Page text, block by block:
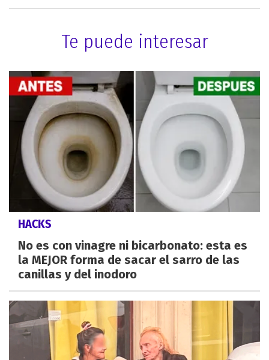
Te puede interesar
HACKS
No es con vinagre ni bicarbonato: esta es
la MEJOR forma de sacar el sarro de las
canillas y del inodoro